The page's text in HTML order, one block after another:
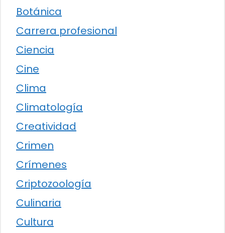
Botánica
Carrera profesional
Ciencia
Cine
Clima
Climatología
Creatividad
Crimen
Crímenes
Criptozoología
Culinaria
Cultura